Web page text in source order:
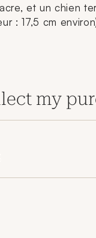
et un chien
: 17,5 cm
my